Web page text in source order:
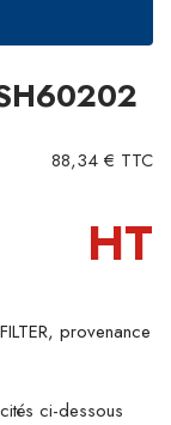
88,34 € TTC
HT
provenance
ci-dessous